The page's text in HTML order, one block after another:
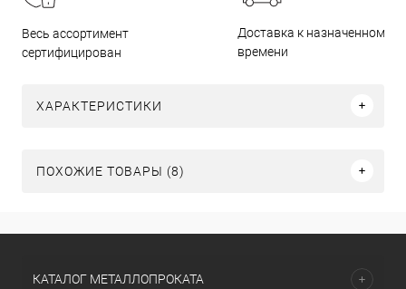
Весь ассортимент
сертифицирован
Доставка к назначенному
времени
ХАРАКТЕРИСТИКИ
ПОХОЖИЕ ТОВАРЫ (8)
КАТАЛОГ МЕТАЛЛОПРОКАТА